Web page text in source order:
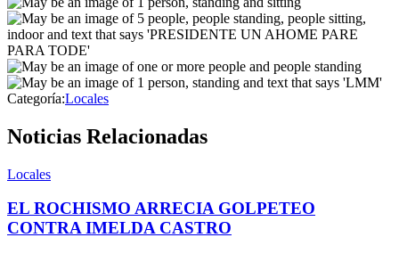
Categoría:Locales
Noticias Relacionadas
Locales
EL ROCHISMO ARRECIA GOLPETEO
CONTRA IMELDA CASTRO